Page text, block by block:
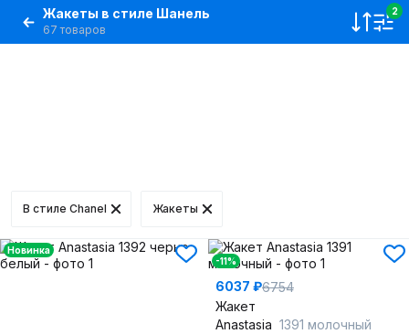
Жакеты в стиле Шанель
67 товаров
2
В стиле Chanel Жакеты
Новинка
-11%
6037 ₽6754
Жакет
Anastasia 1391 молочный